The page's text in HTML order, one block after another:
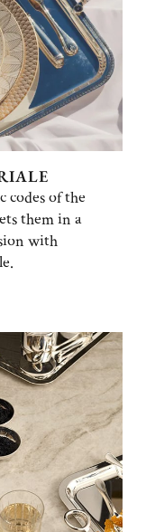
codes of the
them in a
with